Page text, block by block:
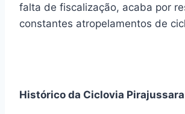
falta de fiscalização, acaba por
constantes atropelamentos de
Histórico da Ciclovia Pirajussara